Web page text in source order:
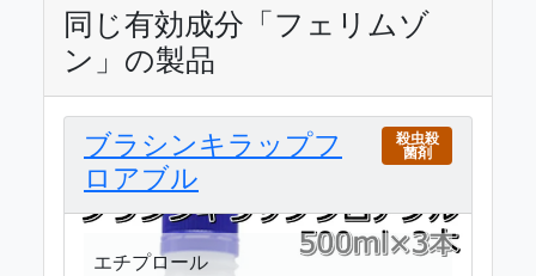
同じ有効成分「フェリムゾ
ン」の製品
ブラシンキラップフ
ロアブル
殺虫殺
菌剤
エチプロール